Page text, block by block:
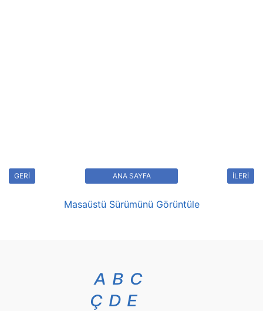
GERİ İLERİ
ANA SAYFA
Masaüstü Sürümünü Görüntüle
A B C
Ç D E